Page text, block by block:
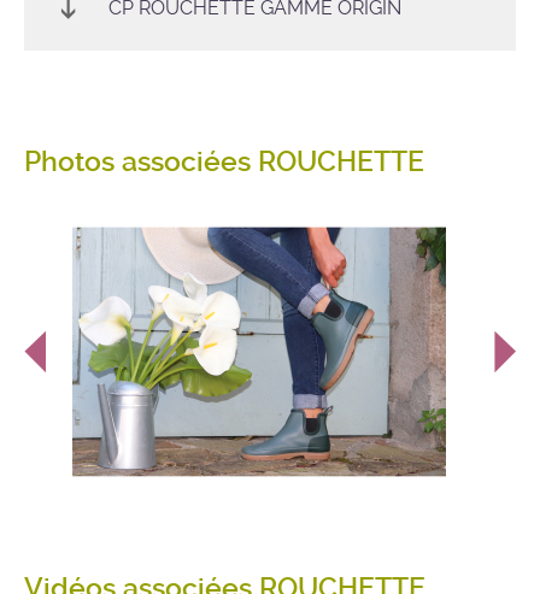
CP ROUCHETTE GAMME ORIGIN
Photos associées ROUCHETTE